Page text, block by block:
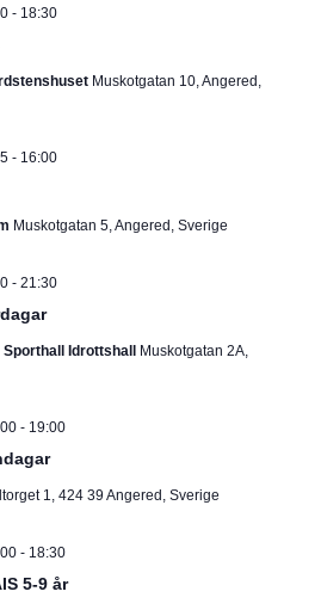
- 18:30
Muskotgatan 10, Angered,
- 16:00
Muskotgatan 5, Angered, Sverige
- 21:30
Idrottshall
Muskotgatan 2A,
- 19:00
1, 424 39 Angered, Sverige
5-9 år
- 18:30